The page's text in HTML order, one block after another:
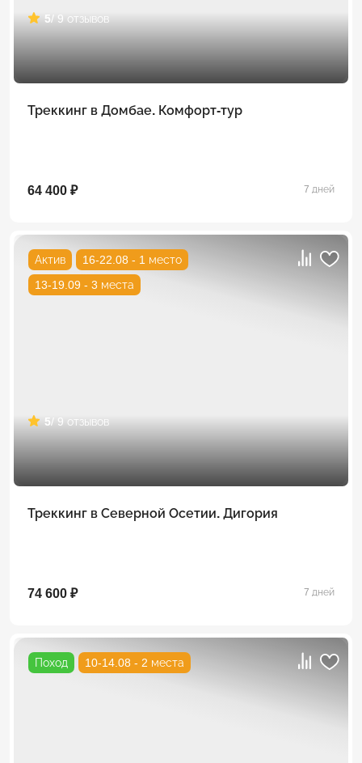
5/ 9 отзывов
Треккинг в Домбае. Комфорт-тур
64 400 ₽ 7 дней
Актив
16-22.08 - 1 место
13-19.09 - 3 места
5/ 9 отзывов
Треккинг в Северной Осетии. Дигория
74 600 ₽ 7 дней
Поход 10-14.08 - 2 места